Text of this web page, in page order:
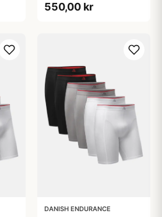
Sort/Rød | Grå | Hvid 6-
550,00 kr
DANISH ENDURANCE